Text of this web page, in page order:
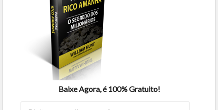
Baixe Agora, é 100% Gratuito!